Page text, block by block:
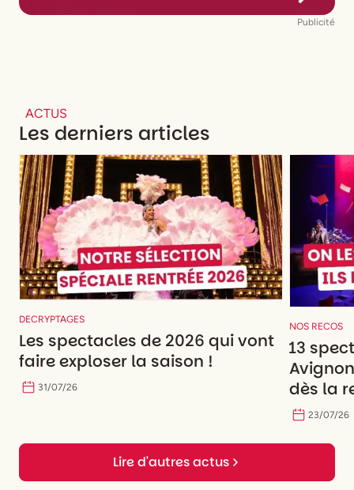
Publicité
ACTUS
Les derniers articles
DECRYPTAGES
Les spectacles de 2026 qui vont
faire exploser la saison !
31/07/26
NOS RECOS
13
dès la
23/07/26
Lire d'autres actus